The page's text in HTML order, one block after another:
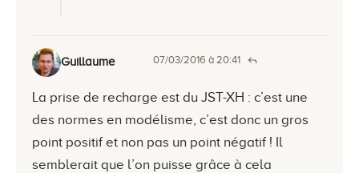
Guillaume 07/03/2016 à 20:41
La prise de recharge est du JST-XH : c’est une
des normes en modélisme, c’est donc un gros
point positif et non pas un point négatif ! Il
semblerait que l’on puisse grâce à cela